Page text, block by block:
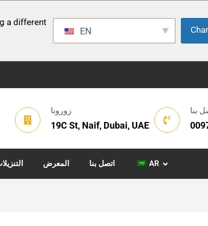
a different
EN
بنا زورونا
19C St, Naif, Dubai, UAE
المعرض اتصل بنا AR